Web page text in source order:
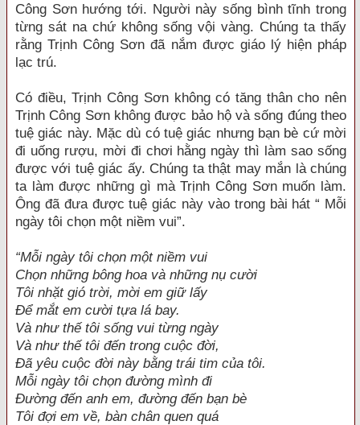
Công Sơn hướng tới. Người này sống bình tĩnh trong
từng sát na chứ không sống vội vàng. Chúng ta thấy
rằng Trịnh Công Sơn đã nắm được giáo lý hiện pháp
lạc trú.
Có điều, Trịnh Công Sơn không có tăng thân cho nên
Trịnh Công Sơn không được bảo hộ và sống đúng theo
tuệ giác này. Mặc dù có tuệ giác nhưng bạn bè cứ mời
đi uống rượu, mời đi chơi hằng ngày thì làm sao sống
được với tuệ giác ấy. Chúng ta thật may mắn là chúng
ta làm được những gì mà Trịnh Công Sơn muốn làm.
Ông đã đưa được tuệ giác này vào trong bài hát “ Mỗi
ngày tôi chọn một niềm vui”.
“Mỗi ngày tôi chọn một niềm vui
Chọn những bông hoa và những nụ cười
Tôi nhặt gió trời, mời em giữ lấy
Để mắt em cười tựa lá bay.
Và như thế tôi sống vui từng ngày
Và như thế tôi đến trong cuộc đời,
Đã yêu cuộc đời này bằng trái tim của tôi.
Mỗi ngày tôi chọn đường mình đi
Đường đến anh em, đường đến bạn bè
Tôi đợi em về, bàn chân quen quá